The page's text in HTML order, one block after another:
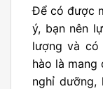
Để có được
ý, bạn nên
lượng và có
hào là mang
nghỉ dưỡng,